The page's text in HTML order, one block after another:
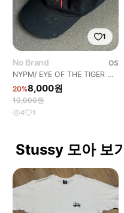
1
No Brand
OS
NYPM/ EYE OF THE TIGER 볼
캡
20%8,000원
10,000원
4 1
Stussy 모아 보기